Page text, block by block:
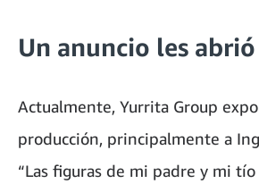
Un anuncio les
Actualmente, Yurrita Group
producción, principalmente a
“Las figuras de mi padre y mi tío